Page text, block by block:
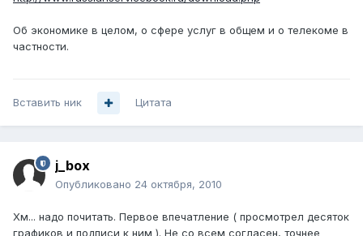
Об экономике в целом, о сфере услуг в общем и о телекоме в
частности.
Вставить ник Цитата
j_box
Опубликовано 24 октября, 2010
Хм... надо почитать. Первое впечатление ( просмотрел десяток
графиков и подписи к ним ). Не со всем согласен, точнее